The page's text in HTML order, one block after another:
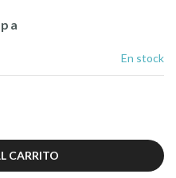
En stock
CARRITO